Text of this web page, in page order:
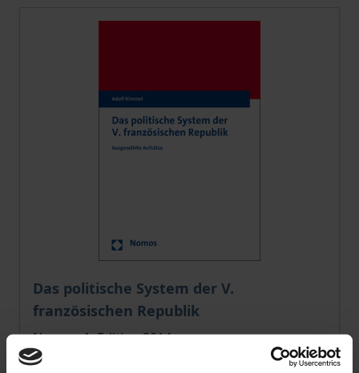
Das politische System der V.
französischen Republik
The price depends on the options chosen on the
Nomos, 1. Edition 2014
€59.00